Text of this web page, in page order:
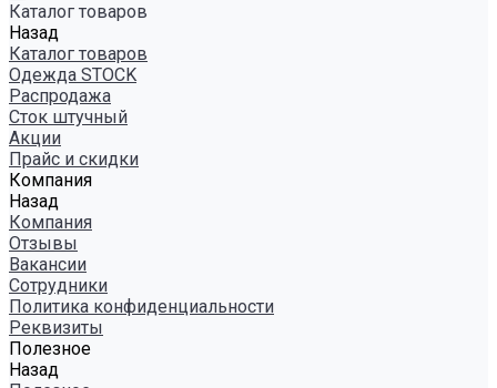
Каталог товаров
Назад
Каталог товаров
Одежда STOCK
Распродажа
Сток штучный
Акции
Прайс и скидки
Компания
Назад
Компания
Отзывы
Вакансии
Сотрудники
Политика конфиденциальности
Реквизиты
Полезное
Назад